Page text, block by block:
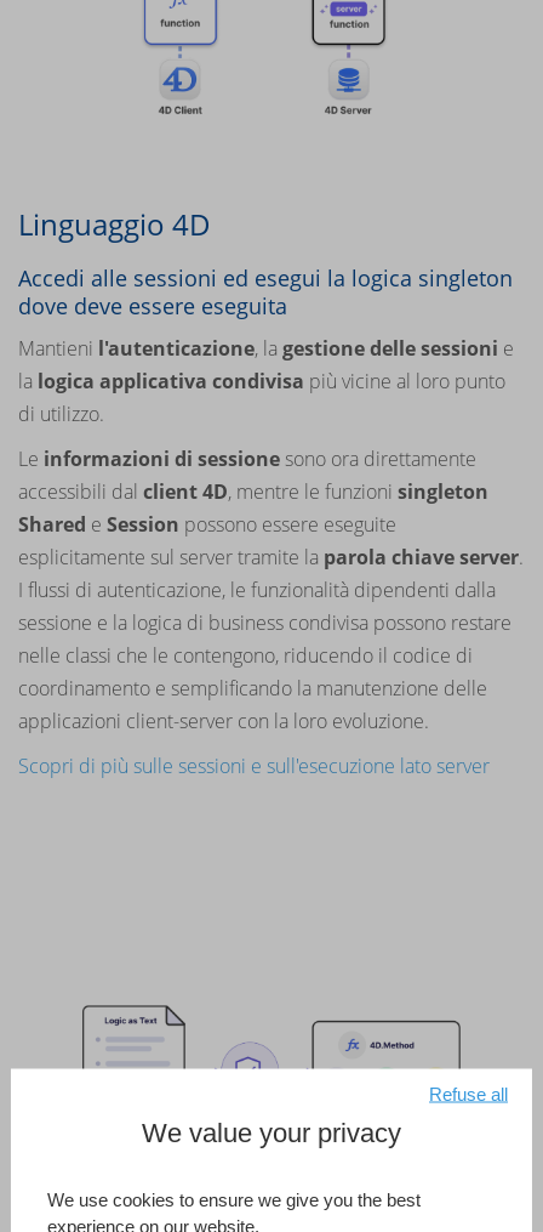
Linguaggio 4D
Accedi alle sessioni ed esegui la logica singleton
dove deve essere eseguita
Mantieni l'autenticazione, la gestione delle sessioni e
la logica applicativa condivisa più vicine al loro punto
di utilizzo.
Le informazioni di sessione sono ora direttamente
accessibili dal client 4D, mentre le funzioni singleton
Shared e Session possono essere eseguite
esplicitamente sul server tramite la parola chiave server.
I flussi di autenticazione, le funzionalità dipendenti dalla
sessione e la logica di business condivisa possono restare
nelle classi che le contengono, riducendo il codice di
coordinamento e semplificando la manutenzione delle
applicazioni client-server con la loro evoluzione.
Scopri di più sulle sessioni e sull'esecuzione lato server
We value your privacy
We use cookies to ensure we give you the best
experience on our website.
Refuse all